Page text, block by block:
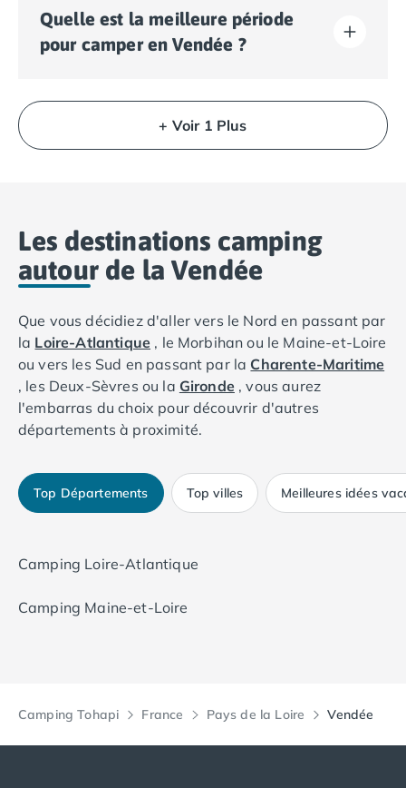
découvrez Les Sables-d'Olonne et son remblai animé,
le port de Saint-Gilles-Croix-de-Vie, le mythique Puy
du Fou ou les balades en barque dans le Marais
Quelle est la meilleure période
pour camper en Vendée ?
de la région. Cependant, le climat océanique des Pays
de la Loire permet de profiter du printemps et de
+ Voir 1 Plus
Les destinations camping
autour de la Vendée
Que vous décidiez d'aller vers le Nord en passant par
la Loire-Atlantique , le Morbihan ou le Maine-et-Loire
ou vers les Sud en passant par la Charente-Maritime
, les Deux-Sèvres ou la Gironde, vous aurez
l'embarras du choix pour découvrir d'autres
départements à proximité.
Top Départements Top villes Meilleures idées
Camping Loire-Atlantique
Camping Maine-et-Loire
Camping Tohapi France Pays de la Loire Vendée